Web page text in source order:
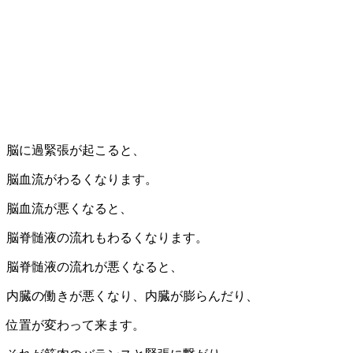
脳に過緊張が起こると、
脳血流がわるくなります。
脳血流が悪くなると、
脳脊髄液の流れもわるくなります。
脳脊髄液の流れが悪くなると、
内臓の働きが悪くなり、内臓が膨らんだり、
位置が変わって来ます。